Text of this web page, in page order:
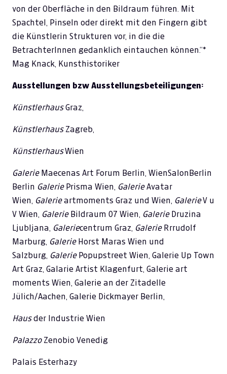
von der Oberfläche in den Bildraum führen. Mit
Spachtel, Pinseln oder direkt mit den Fingern gibt
die Künstlerin Strukturen vor, in die die
BetrachterInnen gedanklich eintauchen können.“*
Mag Knack, Kunsthistoriker
Ausstellungen bzw Ausstellungsbeteiligungen:
KünstlerhausGraz,
Künstlerhaus Zagreb,
KünstlerhausWien
GalerieMaecenas Art Forum Berlin, WienSalonBerlin
Berlin Galerie Prisma Wien, Galerie Avatar
Wien,
Galerieartmoments Graz und Wien, GalerieV u
V Wien,
Galerie Bildraum 07 Wien, GalerieDruzina
Ljubljana,
Galeriecentrum Graz, GalerieRrrudolf
Marburg, GalerieHorst Maras Wien und
Salzburg, GaleriePopupstreet Wien, Galerie Up Town
Art Graz, Galarie Artist Klagenfurt, Galerie art
moments Wien, Galerie an der Zitadelle
Jülich/Aachen, Galerie Dickmayer Berlin,
Hausder Industrie Wien
PalazzoZenobio Venedig
Palais Esterhazy